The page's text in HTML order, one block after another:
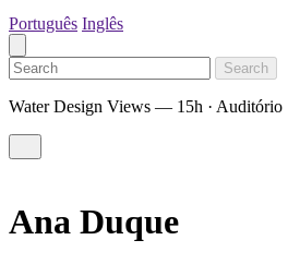
Português Inglês
Search
Water Design Views — 15h · Auditório
Ana Duque